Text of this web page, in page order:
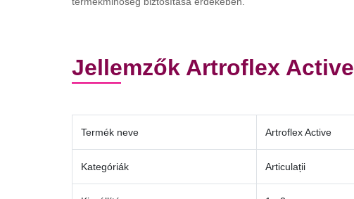
Jellemzők Artroflex Active
Termék neve Artroflex Active
Kategóriák Articulații